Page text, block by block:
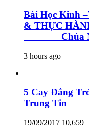
Bài Học Kinh
& THỰC
Chúa
3 hours ago
5 Cay Đắng
Trung Tin
19/09/2017 10,659